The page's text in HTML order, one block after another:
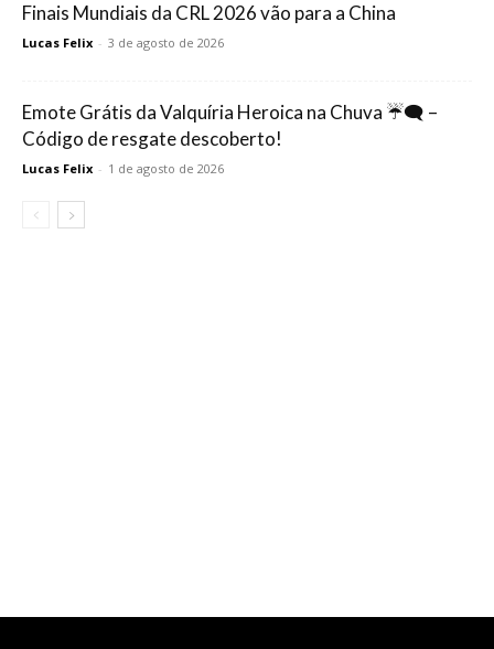
Finais Mundiais da CRL 2026 vão para a China
Lucas Felix - 3 de agosto de 2026
Emote Grátis da Valquíria Heroica na Chuva ☔🗨️ –
Código de resgate descoberto!
Lucas Felix - 1 de agosto de 2026